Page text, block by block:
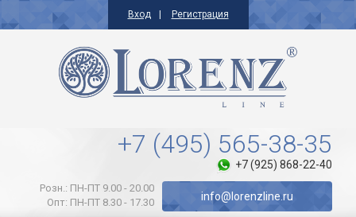
Вход Регистрация
+7 (495) 565-38-35
+7 (925) 868-22-40
Розн.: ПН-ПТ 9.00 - 20.00
Опт: ПН-ПТ 8.30 - 17.30
info@lorenzline.ru